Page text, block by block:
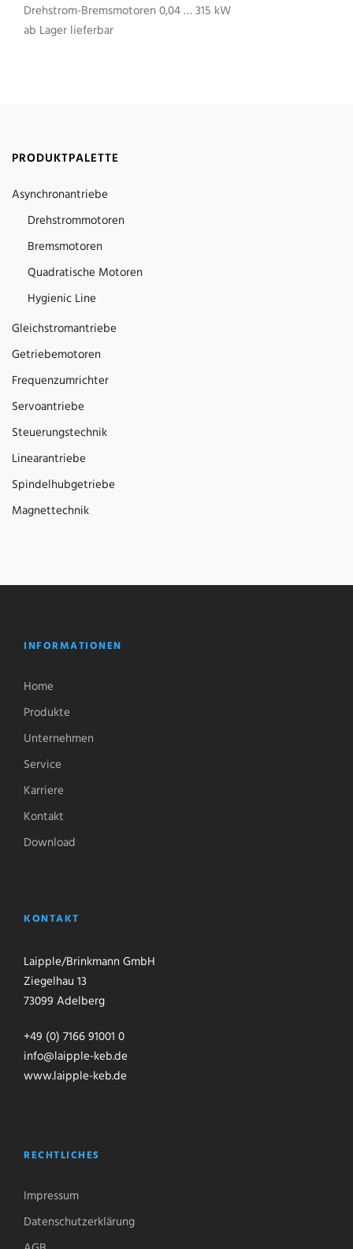
Drehstrom-Bremsmotoren 0,04 … 315 kW
ab Lager lieferbar
PRODUKTPALETTE
Asynchronantriebe
Drehstrommotoren
Bremsmotoren
Quadratische Motoren
Hygienic Line
Gleichstromantriebe
Getriebemotoren
Frequenzumrichter
Servoantriebe
Steuerungstechnik
Linearantriebe
Spindelhubgetriebe
Magnettechnik
INFORMATIONEN
Home
Produkte
Unternehmen
Service
Karriere
Kontakt
Download
KONTAKT
Laipple/Brinkmann GmbH
Ziegelhau 13
73099 Adelberg
+49 (0) 7166 91001 0
info@laipple-keb.de
www.laipple-keb.de
RECHTLICHES
Impressum
Datenschutzerklärung